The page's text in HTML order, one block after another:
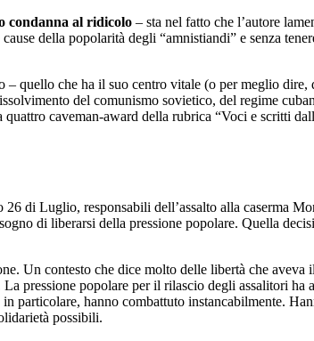
condanna al ridicolo – sta nel fatto che l’autore
della popolarità degli “amnistiandi” e senza
– quello che ha il suo centro vitale (o per meglio
del comunismo sovietico, del regime
caveman-award della rubrica “Voci e scritti
di Luglio, responsabili dell’assalto alla caserma
di liberarsi della pressione popolare. Quella
Un contesto che dice molto delle libertà che
pressione popolare per il rilascio degli assalitori
particolare, hanno combattuto instancabilmente.
possibili.